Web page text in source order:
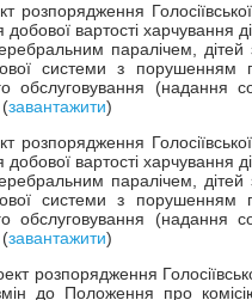
вартості харчування
паралічем,
системи з порушенням
обслуговування (надання
завантажити)
Голосіївської
вартості харчування
паралічем,
системи з порушенням
обслуговування (надання
завантажити)
розпорядження
до Положення про